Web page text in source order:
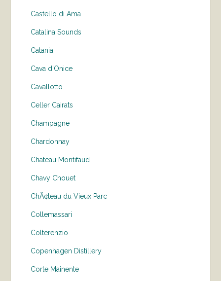
Castello di Ama
Catalina Sounds
Catania
Cava d'Onice
Cavallotto
Celler Cairats
Champagne
Chardonnay
Chateau Montifaud
Chavy Chouet
ChÃ¢teau du Vieux Parc
Collemassari
Colterenzio
Copenhagen Distillery
Corte Mainente